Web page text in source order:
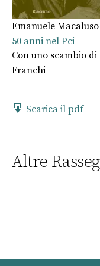
Emanuele Macaluso
50 anni nel Pci
Con uno scambio
Franchi
Scarica il pdf
Altre